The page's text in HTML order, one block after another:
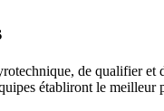
de qualifier
établiront le meilleur